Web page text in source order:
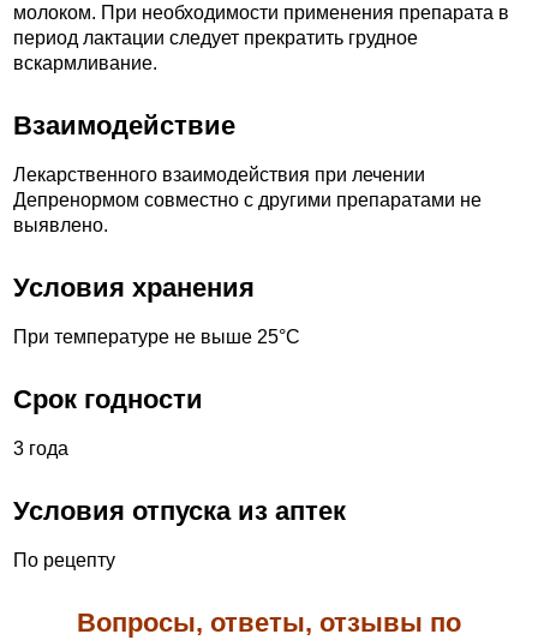
молоком. При необходимости применения препарата в
период лактации следует прекратить грудное
вскармливание.
Взаимодействие
Лекарственного взаимодействия при лечении
Депренормом совместно с другими препаратами не
выявлено.
Условия хранения
При температуре не выше 25°С
Срок годности
3 года
Условия отпуска из аптек
По рецепту
Вопросы, ответы, отзывы по